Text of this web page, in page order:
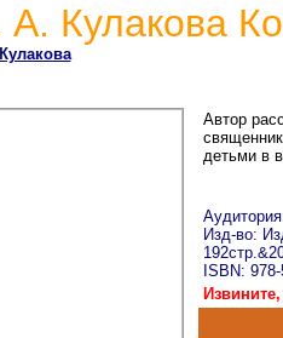
Кулакова
Автор
детьми в
Изд-во:
ISBN: